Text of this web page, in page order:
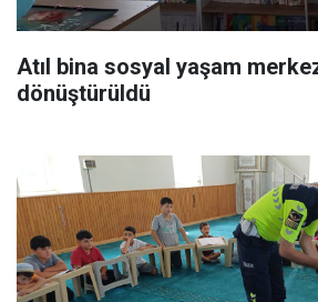
Atıl bina sosyal yaşam
dönüştürüldü